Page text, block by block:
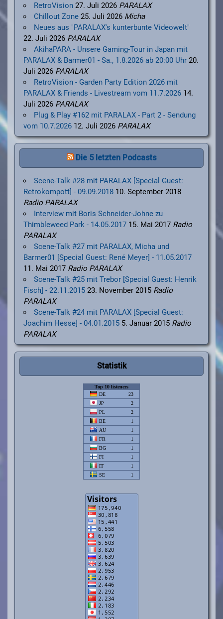
RetroVision 27. Juli 2026 PARALAX
Chillout Zone 25. Juli 2026 Micha
Neues aus "PARALAX's kunterbunte Videowelt"
22. Juli 2026 PARALAX
AkihaPARA - Unsere Gaming-Tour in Japan mit
PARALAX & Barmer01 - Sa., 1.8.2026 ab 20:00 Uhr 20.
Juli 2026 PARALAX
RetroVision - Garden Party Edition 2026 mit
PARALAX & Friends - Livestream vom 11.7.2026 14.
Juli 2026 PARALAX
Plug & Play #162 mit PARALAX - Part 2 - Sendung
vom 10.7.2026 12. Juli 2026 PARALAX
Die 5 letzten Podcasts
Scene-Talk #28 mit PARALAX [Special Guest:
Retrokompott] - 09.09.2018 10. September 2018
Radio PARALAX
Interview mit Boris Schneider-Johne zu
Thimbleweed Park - 14.05.2017 15. Mai 2017 Radio
PARALAX
Scene-Talk #27 mit PARALAX, Micha und
Barmer01 [Special Guest: René Meyer] - 11.05.2017
11. Mai 2017 Radio PARALAX
Scene-Talk #25 mit Trebor [Special Guest: Henrik
Fisch] - 22.11.2015 23. November 2015 Radio
PARALAX
Scene-Talk #24 mit PARALAX [Special Guest:
Joachim Hesse] - 04.01.2015 5. Januar 2015 Radio
PARALAX
Statistik